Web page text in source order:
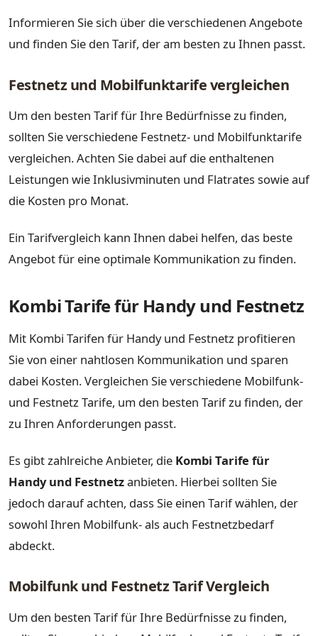
Informieren Sie sich über die verschiedenen Angebote
und finden Sie den Tarif, der am besten zu Ihnen passt.
Festnetz und Mobilfunktarife vergleichen
Um den besten Tarif für Ihre Bedürfnisse zu finden,
sollten Sie verschiedene Festnetz- und Mobilfunktarife
vergleichen. Achten Sie dabei auf die enthaltenen
Leistungen wie Inklusivminuten und Flatrates sowie auf
die Kosten pro Monat.
Ein Tarifvergleich kann Ihnen dabei helfen, das beste
Angebot für eine optimale Kommunikation zu finden.
Kombi Tarife für Handy und Festnetz
Mit Kombi Tarifen für Handy und Festnetz profitieren
Sie von einer nahtlosen Kommunikation und sparen
dabei Kosten. Vergleichen Sie verschiedene Mobilfunk-
und Festnetz Tarife, um den besten Tarif zu finden, der
zu Ihren Anforderungen passt.
Es gibt zahlreiche Anbieter, die Kombi Tarife für
Handy und Festnetzanbieten. Hierbei sollten Sie
jedoch darauf achten, dass Sie einen Tarif wählen, der
sowohl Ihren Mobilfunk- als auch Festnetzbedarf
abdeckt.
Mobilfunk und Festnetz Tarif Vergleich
Um den besten Tarif für Ihre Bedürfnisse zu finden,